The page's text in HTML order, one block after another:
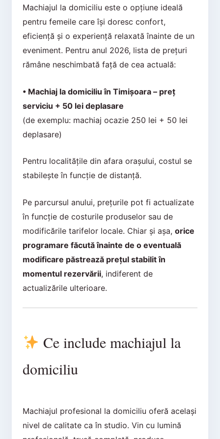
Machiajul la domiciliu este o opțiune ideală
pentru femeile care își doresc confort,
eficiență și o experiență relaxată înainte de un
eveniment. Pentru anul 2026, lista de prețuri
rămâne neschimbată față de cea actuală:
• Machiaj la domiciliu în Timișoara – preț
serviciu + 50 lei deplasare
(de exemplu: machiaj ocazie 250 lei + 50 lei
deplasare)
Pentru localitățile din afara orașului, costul se
stabilește în funcție de distanță.
Pe parcursul anului, prețurile pot fi actualizate
în funcție de costurile produselor sau de
modificările tarifelor locale. Chiar și așa, orice
programare făcută înainte de o eventuală
modificare păstrează prețul stabilit în
momentul rezervării, indiferent de
actualizările ulterioare.
Ce include machiajul la
domiciliu
Machiajul profesional la domiciliu oferă același
nivel de calitate ca în studio. Vin cu lumină